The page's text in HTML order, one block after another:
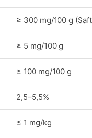
≥ 300 mg/100 g
≥ 5 mg/100 g
≥ 100 mg/100 g
2,5–5,5%
≤ 1 mg/kg